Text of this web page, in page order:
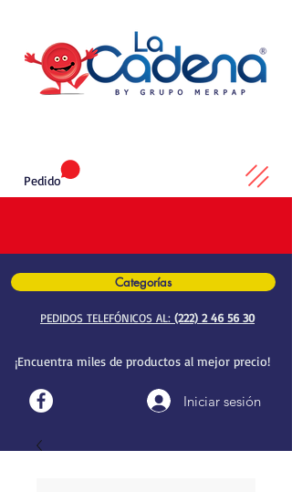
Categorías
PEDIDOS TELEFÓNICOS AL: (222) 2 46 56 30
¡Encuentra miles de productos al mejor precio!
Iniciar sesión
Pedido